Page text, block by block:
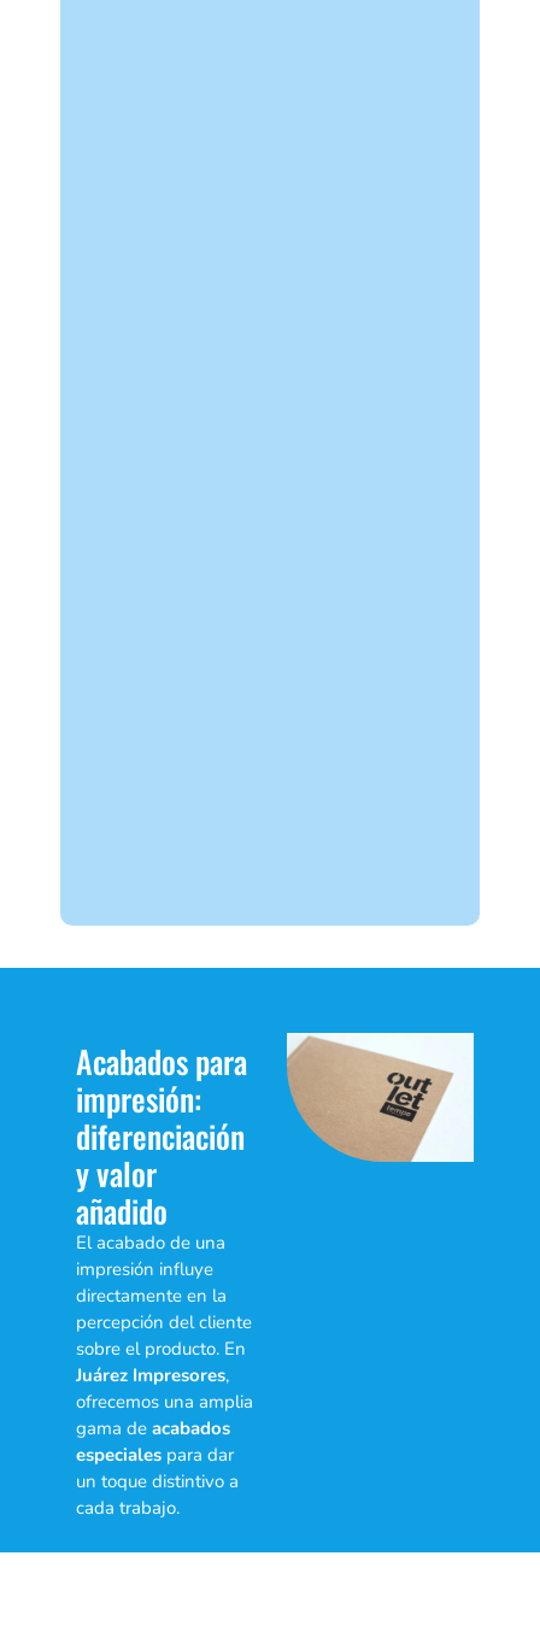
Acabados para
impresión:
diferenciación
y valor
añadido
El acabado de una
impresión influye
directamente en la
percepción del cliente
sobre el producto. En
Juárez Impresores,
ofrecemos una amplia
gama de acabados
especialespara dar
un toque distintivo a
cada trabajo.